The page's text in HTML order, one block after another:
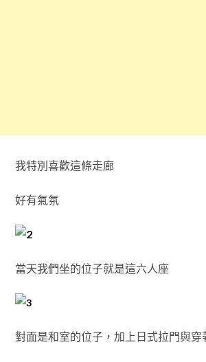
我特別喜歡這條走廊
好有氣氛
當天我們坐的位子就是這六人座
對面是和室的位子，加上日式拉門與穿